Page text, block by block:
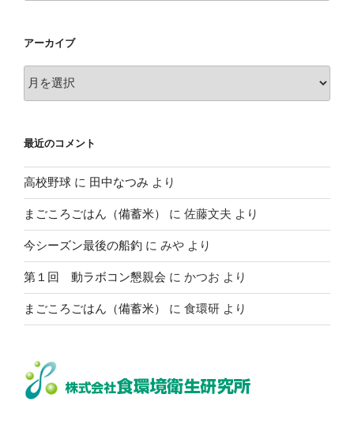
ー
アーカイブ
ー
ブ
最近のコメント
高校野球 に 田中なつみ より
まごころごはん（備蓄米） に 佐藤文夫 より
今シーズン最後の船釣 に みや より
第１回 動ラボコン懇親会 に かつお より
まごころごはん（備蓄米） に 食環研 より